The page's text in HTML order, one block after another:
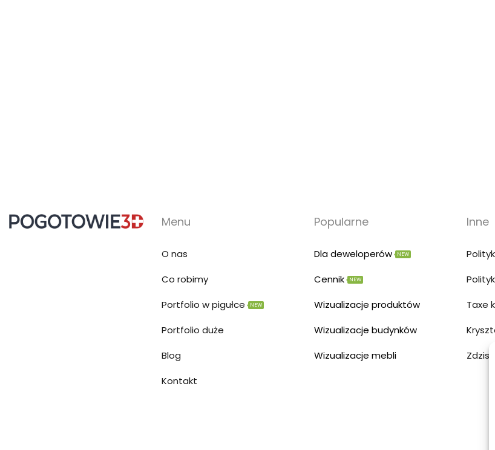
Menu
O nas
Co robimy
Portfolio w pigułce
NEW
Portfolio duże
Blog
Kontakt
Popularne
Dla deweloperów NEW
Cennik NEW
Wizualizacje produktów
Wizualizacje budynków
Wizualizacje mebli
Inne
Taxe